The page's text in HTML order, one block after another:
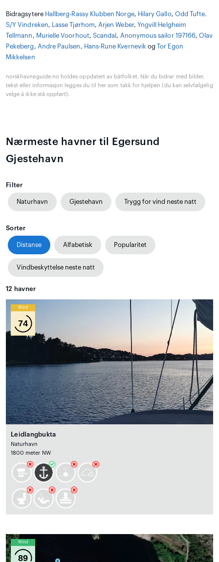
Bidragsytere Hallberg-Rassy Klubben Norge, Hilary Gallo, Odd Tufte.
S/Y Vindreken, Lasse Tjørhom, Arjen Weber, Yngvill Helgheim
Tellmann , Murielle Voorhout, Scandal , Anonymous sailor 197166,Olav
Pekeberg , Andre Paulsen , Hans-Rune Kvernevik og
Tor Egon
Mikkelsen
norskhavneguide.no holdes oppdatert av båtfolket. Når du bidrar med bilder,
tekst eller informasjon legges du til her som takk for hjelpen (du kan selvfølgelig
velge å ikke stå oppført).
Nærmeste havner til Egersund
Gjestehavn
Filter
Naturhavn Gjestehavn Trygg for vind neste natt
Sorter
Distanse Alfabetisk Popularitet
Vindbeskyttelse neste natt
12 havner
Wind
74
Leidlangbukta
Naturhavn
1800 meter NW
Wind
89